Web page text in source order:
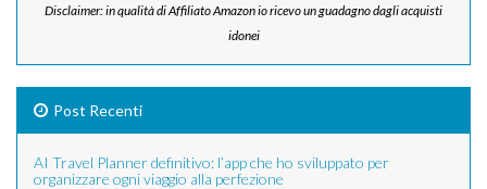
Disclaimer: in qualità di Affiliato Amazon io ricevo un guadagno dagli acquisti
idonei
Post Recenti
AI Travel Planner definitivo: l’app che ho sviluppato per
organizzare ogni viaggio alla perfezione